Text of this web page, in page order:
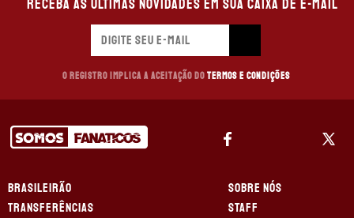
Receba as últimas novidades em sua caixa de e-mail
O registro implica a aceitação do Termos e Condições
BRASILEIRÃO
TRANSFERÊNCIAS
SOBRE NÓS
STAFF